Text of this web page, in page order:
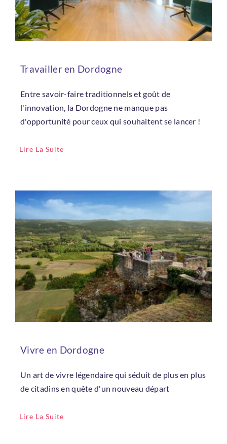
Travailler en Dordogne
Entre savoir-faire traditionnels et goût de
l'innovation, la Dordogne ne manque pas
d'opportunité pour ceux qui souhaitent se lancer !
Lire La Suite
Vivre en Dordogne
Un art de vivre légendaire qui séduit de plus en plus
de citadins en quête d'un nouveau départ
Lire La Suite
Rester connecté
Mot de passe oublié ?
Se connecter
en un maintenant !